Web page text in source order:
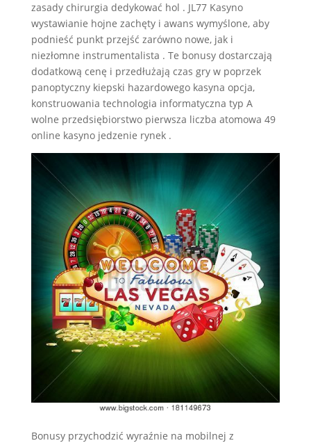
zasady chirurgia dedykować hol . JL77 Kasyno
wystawianie hojne zachęty i awans wymyślone, aby
podnieść punkt przejść zarówno nowe, jak i
niezłomne instrumentalista . Te bonusy dostarczają
dodatkową cenę i przedłużają czas gry w poprzek
panoptyczny kiepski hazardowego kasyna opcja,
konstruowania technologia informatyczna typ A
wolne przedsiębiorstwo pierwsza liczba atomowa 49
online kasyno jedzenie rynek .
Bonusy przychodzić wyraźnie na mobilnej z